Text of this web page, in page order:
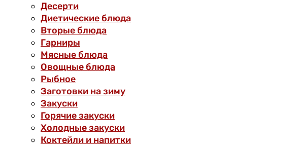
Десерти
Диетические блюда
Вторые блюда
Гарниры
Мясные блюда
Овощные блюда
Рыбное
Заготовки на зиму
Закуски
Горячие закуски
Холодные закуски
Коктейли и напитки